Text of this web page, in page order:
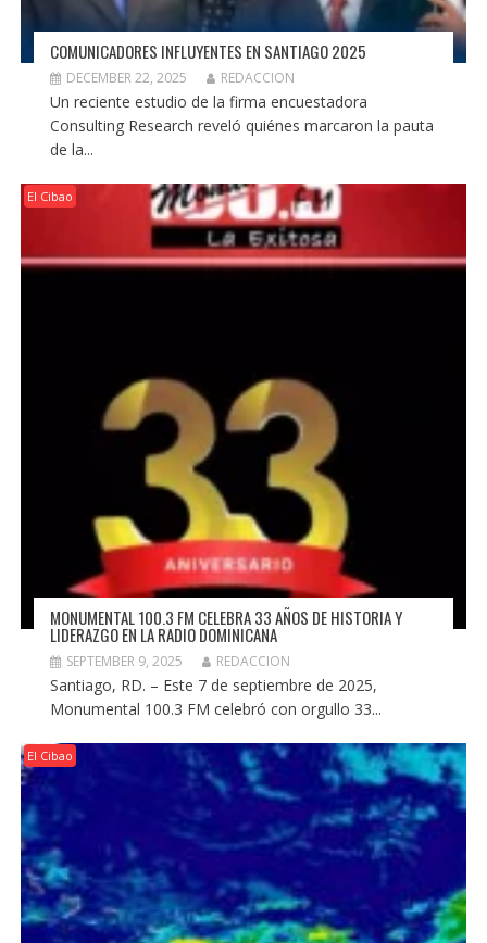
COMUNICADORES INFLUYENTES EN SANTIAGO 2025
DECEMBER 22, 2025 REDACCION
Un reciente estudio de la firma encuestadora
Consulting Research reveló quiénes marcaron la pauta
de la...
El Cibao
MONUMENTAL 100.3 FM CELEBRA 33 AÑOS DE HISTORIA Y
LIDERAZGO EN LA RADIO DOMINICANA
SEPTEMBER 9, 2025 REDACCION
Santiago, RD. – Este 7 de septiembre de 2025,
Monumental 100.3 FM celebró con orgullo 33...
El Cibao